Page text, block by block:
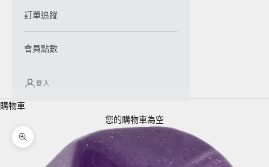
訂單追蹤
會員點數
登入
購物車
您的購物車為空
縮放